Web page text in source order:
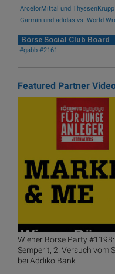
ArcelorMittal und ThyssenKrupp
Garmin und adidas vs. World
Börse Social Club Board
#gabb #2161
Featured Partner
Wiener Börse Party
Semperit, 2. Versuch vom
bei Addiko Bank